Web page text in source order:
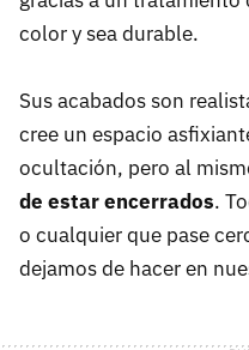
color y sea durable.
Sus acabados son
cree un espacio
ocultación, pero al
de estar encerrados.
o cualquier que pase
dejamos de hacer en